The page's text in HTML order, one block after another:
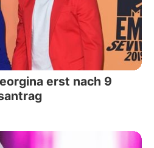
erst nach 9